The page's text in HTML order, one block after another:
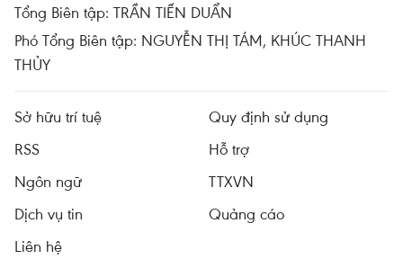
Tổng Biên tập: TRẦN TIẾN DUẨN
Phó Tổng Biên tập: NGUYỄN THỊ TÁM, KHÚC THANH
THỦY
Sở hữu trí tuệ
Quy định sử dụng
RSS
Hỗ trợ
Ngôn ngữ
TTXVN
Dịch vụ tin
Quảng cáo
Liên hệ